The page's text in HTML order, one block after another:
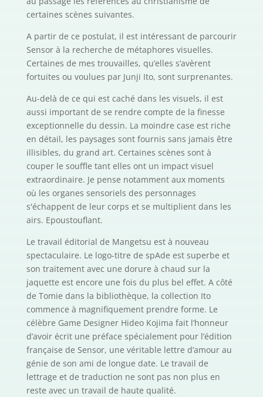
certaines scènes suivantes.
A partir de ce postulat, il est intéressant de parcourir
Sensor à la recherche de métaphores visuelles.
Certaines de mes trouvailles, qu’elles s’avèrent
fortuites ou voulues par Junji Ito, sont surprenantes.
Au-delà de ce qui est caché dans les visuels, il est
aussi important de se rendre compte de la finesse
exceptionnelle du dessin. La moindre case est riche
en détail, les paysages sont fournis sans jamais être
illisibles, du grand art. Certaines scènes sont à
couper le souffle tant elles ont un impact visuel
extraordinaire. Je pense notamment aux moments
où les organes sensoriels des personnages
s'échappent de leur corps et se multiplient dans les
airs. Epoustouflant.
Le travail éditorial de Mangetsu est à nouveau
spectaculaire. Le logo-titre de spAde est superbe et
son traitement avec une dorure à chaud sur la
jaquette est encore une fois du plus bel effet. A côté
de Tomie dans la bibliothèque, la collection Ito
commence à magnifiquement prendre forme. Le
célèbre Game Designer Hideo Kojima fait l’honneur
d’avoir écrit une préface spécialement pour l’édition
française de Sensor, une véritable lettre d’amour au
génie de son ami de longue date. Le travail de
lettrage et de traduction ne sont pas non plus en
reste avec un travail de haute qualité.